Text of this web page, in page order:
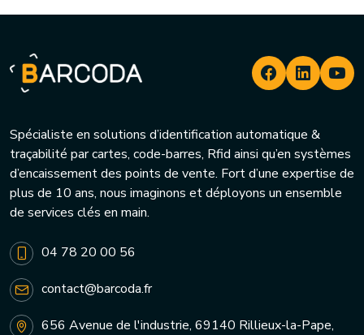
Spécialiste en solutions d’identification automatique &
traçabilité par cartes, code-barres, Rfid ainsi qu’en systèmes
d’encaissement des points de vente. Fort d’une expertise de
plus de 10 ans, nous imaginons et déployons un ensemble
de services clés en main.
04 78 20 00 56
contact@barcoda.fr
656 Avenue de l'industrie, 69140 Rillieux-la-Pape,